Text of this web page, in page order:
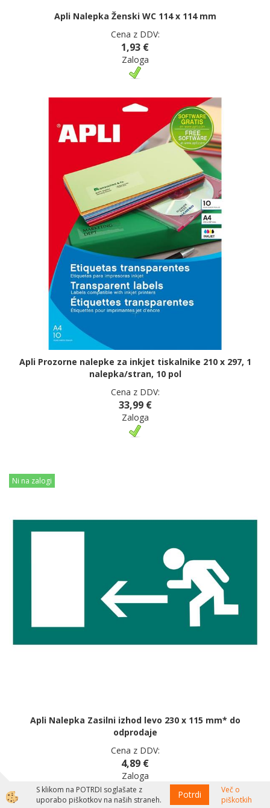
Apli Nalepka Ženski WC 114 x 114 mm
Cena z DDV:
1,93 €
Zaloga
Apli Prozorne nalepke za inkjet tiskalnike 210 x 297, 1
nalepka/stran, 10 pol
Cena z DDV:
33,99 €
Zaloga
Ni na zalogi
Apli Nalepka Zasilni izhod levo 230 x 115 mm* do
odprodaje
Cena z DDV:
4,89 €
Zaloga
S klikom na POTRDI soglašate z
uporabo piškotkov na naših straneh.
Potrdi
Več o
piškotkih